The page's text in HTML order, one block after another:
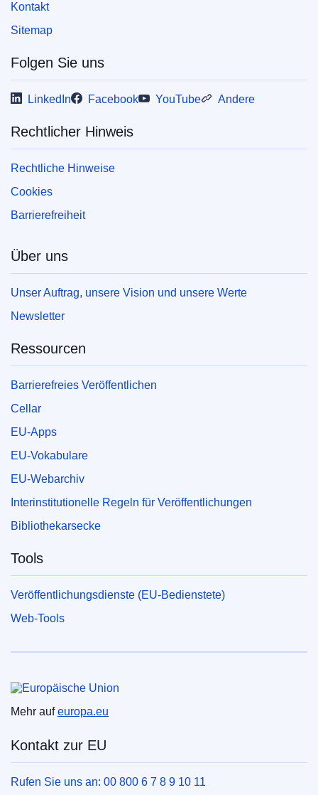
Kontakt
Sitemap
Folgen Sie uns
LinkedIn Facebook YouTube Andere
Rechtlicher Hinweis
Rechtliche Hinweise
Cookies
Barrierefreiheit
Über uns
Unser Auftrag, unsere Vision und unsere Werte
Newsletter
Ressourcen
Barrierefreies Veröffentlichen
Cellar
EU-Apps
EU-Vokabulare
EU-Webarchiv
Interinstitutionelle Regeln für Veröffentlichungen
Bibliothekarsecke
Tools
Veröffentlichungsdienste (EU-Bedienstete)
Web-Tools
Europäische Union
Mehr aufeuropa.eu
Kontakt zur EU
Rufen Sie uns an: 00 800 6 7 8 9 10 11